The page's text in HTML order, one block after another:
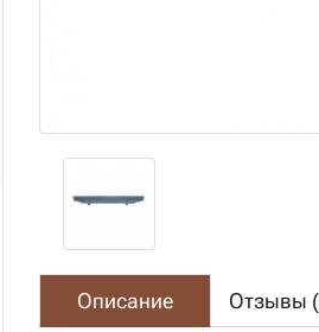
Описание Отзывы (